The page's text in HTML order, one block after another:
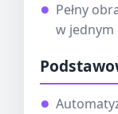
Pełny
w jednym